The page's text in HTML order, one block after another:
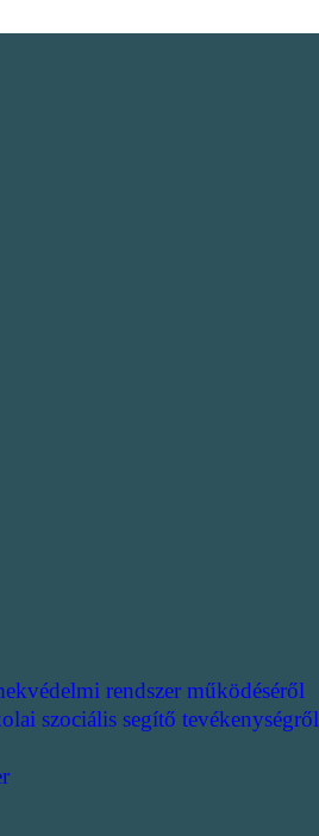
rendszer működéséről
szociális segítő tevékenységről